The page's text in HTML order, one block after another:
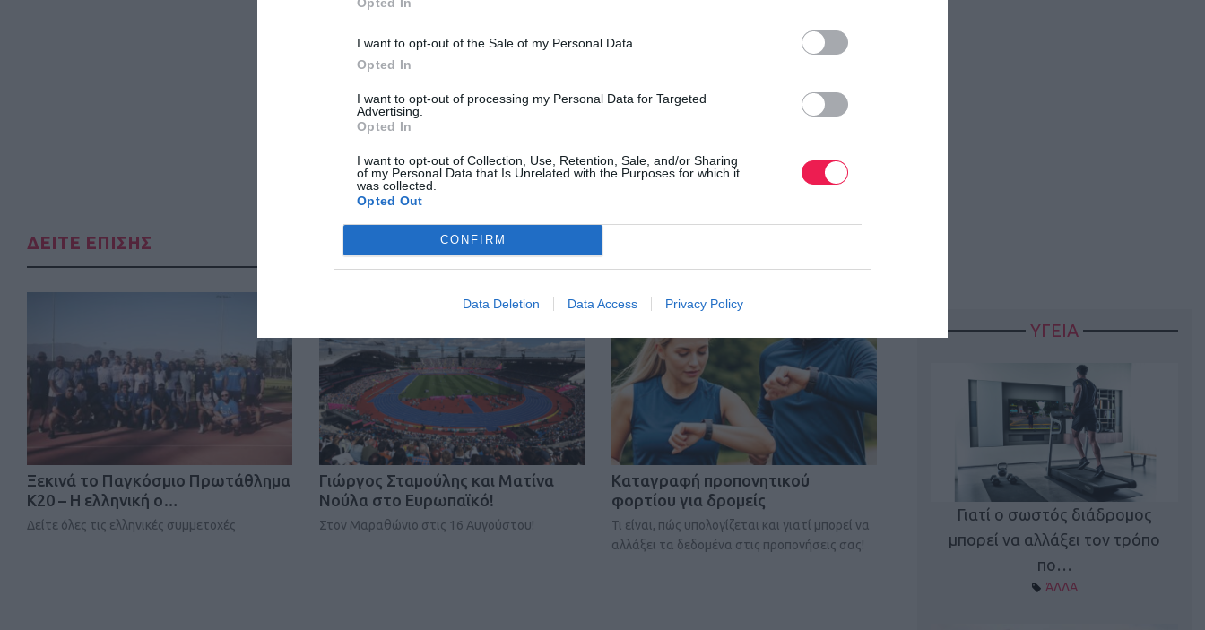
I want to opt-out of the Sale of my Personal Data.
Opted In
I want to opt-out of processing my Personal Data for Targeted
Advertising.
Opted In
I want to opt-out of Collection, Use, Retention, Sale, and/or Sharing
of my Personal Data that Is Unrelated with the Purposes for which it
was collected.
Opted Out
CONFIRM
Data Deletion Data Access Privacy Policy
ΔΕΙΤΕ ΕΠΙΣΗΣ
Ξεκινά το Παγκόσμιο Πρωτάθλημα
Κ20 – Η ελληνική ο…
Δείτε όλες τις ελληνικές συμμετοχές
Γιώργος Σταμούλης και Ματίνα
Νούλα στο Ευρωπαϊκό!
Στον Μαραθώνιο στις 16 Αυγούστου!
Kαταγραφή προπονητικού
φορτίου για δρομείς
Τι είναι, πώς υπολογίζεται και γιατί μπορεί να
αλλάξει τα δεδομένα στις προπονήσεις σας!
ΥΓΕΙΑ
Καφές και καφεΐνη
Γιατί ο σωστός διάδρομος
μπορεί να αλλάξει τον τρόπο
πο…
ΆΛΛΑ